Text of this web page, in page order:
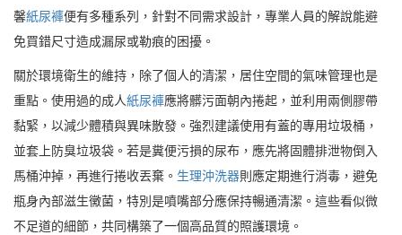
馨紙尿褲便有多種系列，針對不同需求設計，專業人員的解說能避
免買錯尺寸造成漏尿或勒痕的困擾。
關於環境衛生的維持，除了個人的清潔，居住空間的氣味管理也是
重點。使用過的成人紙尿褲應將髒污面朝內捲起，並利用兩側膠帶
黏緊，以減少體積與異味散發。強烈建議使用有蓋的專用垃圾桶，
並套上防臭垃圾袋。若是糞便污損的尿布，應先將固體排泄物倒入
馬桶沖掉，再進行捲收丟棄。 生理沖洗器則應定期進行消毒，避免
瓶身內部滋生黴菌，特別是噴嘴部分應保持暢通清潔。這些看似微
不足道的細節，共同構築了一個高品質的照護環境。